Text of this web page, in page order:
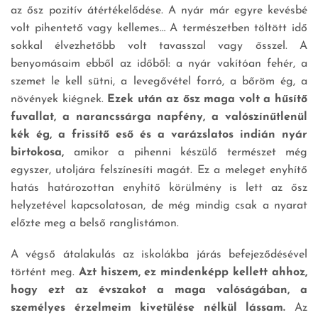
az ősz pozitív átértékelődése. A nyár már egyre kevésbé
volt pihentető vagy kellemes… A természetben töltött idő
sokkal élvezhetőbb volt tavasszal vagy ősszel. A
benyomásaim ebből az időből: a nyár vakítóan fehér, a
szemet le kell sütni, a levegővétel forró, a bőröm ég, a
növények kiégnek. Ezek után az ősz maga volt a hűsítő
fuvallat, a narancssárga napfény, a valószínűtlenül
kék ég, a frissítő eső és a varázslatos indián nyár
birtokosa, amikor a pihenni készülő természet még
egyszer, utoljára felszínesíti magát. Ez a meleget enyhítő
hatás határozottan enyhítő körülmény is lett az ősz
helyzetével kapcsolatosan, de még mindig csak a nyarat
előzte meg a belső ranglistámon.
A végső átalakulás az iskolákba járás befejeződésével
történt meg. Azt hiszem, ez mindenképp kellett ahhoz,
hogy ezt az évszakot a maga valóságában, a
személyes érzelmeim kivetülése nélkül lássam. Az